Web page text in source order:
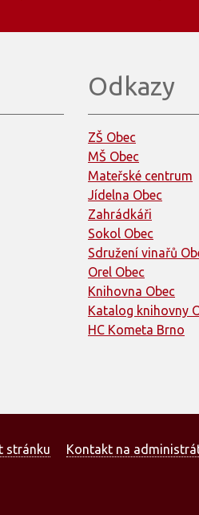
Odkazy
ZŠ Obec
MŠ Obec
Mateřské centrum
Jídelna Obec
Zahrádkáři
Sokol Obec
Sdružení vinařů
Orel Obec
Knihovna Obec
Katalog knihovny
HC Kometa Brno
stránku Kontakt na